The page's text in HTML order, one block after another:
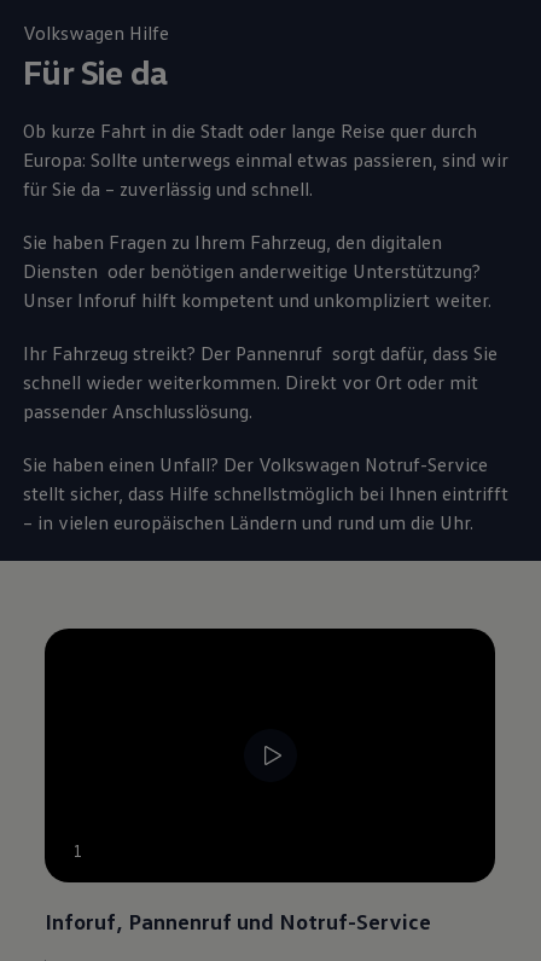
Volkswagen Hilfe
Für Sie da
Ob kurze Fahrt in die Stadt oder lange Reise quer durch
Europa: Sollte unterwegs einmal etwas passieren, sind wir
für Sie da – zuverlässig und schnell.
Sie haben Fragen zu Ihrem Fahrzeug, den digitalen
Diensten oder benötigen anderweitige Unterstützung?
Unser Inforuf hilft kompetent und unkompliziert weiter.
Ihr Fahrzeug streikt? Der Pannenruf sorgt dafür, dass Sie
schnell wieder weiterkommen. Direkt vor Ort oder mit
passender Anschlusslösung.
Sie haben einen Unfall? Der Volkswagen Notruf-Service
stellt sicher, dass Hilfe schnellstmöglich bei Ihnen eintrifft
– in vielen europäischen Ländern und rund um die Uhr.
Verbleibende Zeit, --:--
1
Inforuf, Pannenruf und Notruf-Service